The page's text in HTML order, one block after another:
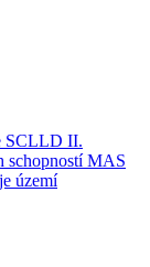
SCLLD II.
schopností MAS
území